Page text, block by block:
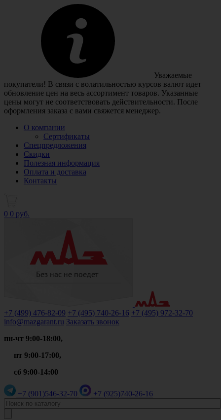
Уважаемые
покупатели! В связи с волатильностью курсов валют идет
обновление цен на весь ассортимент товаров. Указанные
цены могут не соответствовать действительности. После
оформления заказа с вами свяжется менеджер.
О компании
Сертификаты
Спецпредложения
Скидки
Полезная информация
Оплата и доставка
Контакты
0 0 руб.
+7 (499) 476-82-09 +7 (495) 740-26-16 +7 (495) 972-32-70
info@mazgarant.ru Заказать звонок
пн-чт 9:00-18:00,
пт 9:00-17:00,
сб 9:00-14:00
+7 (901)546-32-70 +7 (925)740-26-16